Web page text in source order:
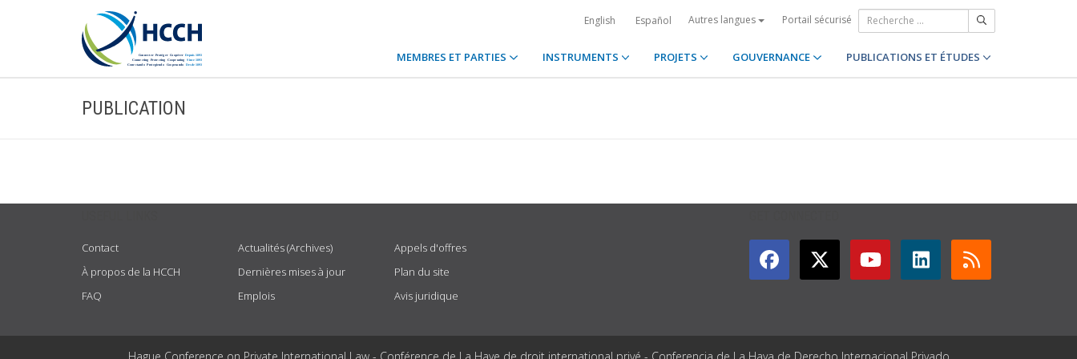
English Español Autres langues Portail sécurisé
MEMBRES ET PARTIES INSTRUMENTS PROJETS GOUVERNANCE PUBLICATIONS ET ÉTUDES
PUBLICATION
Contact
À propos de la HCCH
FAQ
Actualités (Archives)
Dernières mises à jour
Emplois
Appels d'offres
Plan du site
Avis juridique